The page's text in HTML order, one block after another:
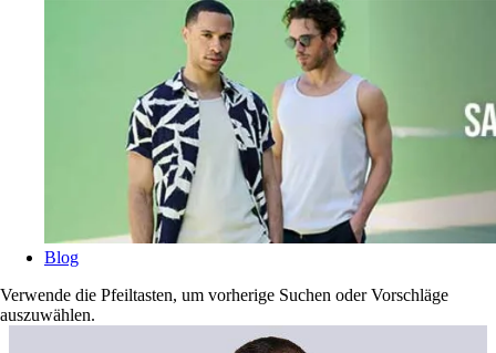
Blog
Verwende die Pfeiltasten, um vorherige Suchen oder Vorschläge
auszuwählen.